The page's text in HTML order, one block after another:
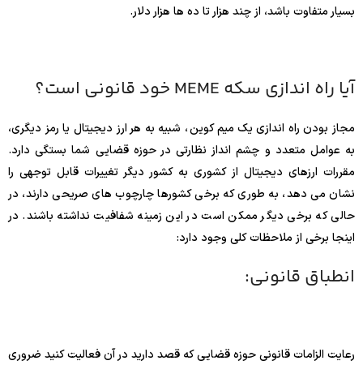
بسیار متفاوت باشد، از چند هزار تا ده ها هزار دلار.
آیا راه اندازی سکه MEME خود قانونی است؟
مجاز بودن راه اندازی یک میم کوین ، شبیه به هر ارز دیجیتال یا رمز دیگری،
به عوامل متعدد و چشم انداز نظارتی در حوزه قضایی شما بستگی دارد.
مقررات ارزهای دیجیتال از کشوری به کشور دیگر تغییرات قابل توجهی را
نشان می دهد، به طوری که برخی کشورها چارچوب های صریحی دارند، در
حالی که برخی دیگر ممکن است در این زمینه شفافیت نداشته باشند. در
اینجا برخی از ملاحظات کلی وجود دارد:
انطباق قانونی:
رعایت الزامات قانونی حوزه قضایی که قصد دارید در آن فعالیت کنید ضروری